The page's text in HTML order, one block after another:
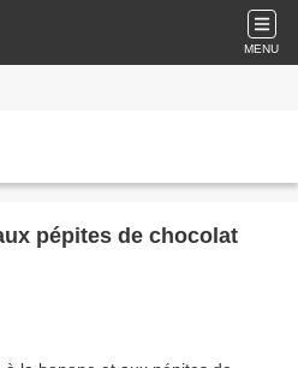
MENU
pépites de chocolat